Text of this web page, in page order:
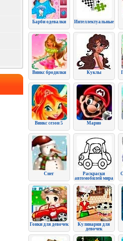
Барби одевалки Интеллектуальные
Винкс бродилки Куклы
Винкс сезон 5 Марио
Снег
Раскраски
автомобилей мира
Гонки для девочек
Кулинария для
девочек